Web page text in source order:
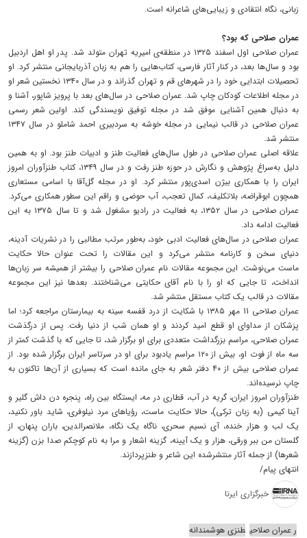
زبانی، نگاه انتقادی و زیبایی‌های شاعرانه است.
عمران صلاحی که بود؟
عمران صلاحی اول اسفند ۱۳۲۵ در منطقه‌ی امیریه‌ تهران متولد شد. پدر او اهل اردبیل
بود و سال‌ها بعد، در کنار آثار فارسی، کتاب‌هایی را هم به زبان آذربایجانی منتشر کرد. او
تحصیلات ابتدایی خود را در شهرهای قم و تهران گذراند و در سال ۱۳۴۰ نخستین شعر او
در مجله‌ اطلاعات کودکان چاپ شد. عمران صلاحی در سال‌های بعد با پرویز شاپور، آشنا و
به دنبال همین آشنایی موفق شد در مجله‌ توفیق نویسندگی کند. اولین شعر رسمی
عمران صلاحی در قالب نیمایی در مجله‌ خوشه به سردبیری احمد شاملو در سال ۱۳۴۷
منتشر شد.
علاقه‌ اصلی عمران صلاحی در طول سال‌های فعالیت طنز و ادبیات طنز بود. او به همین
دلیل به‌سراغ پژوهش و نگارش در حوزه‌ طنز رفت و در سال ۱۳۴۹، کتاب طنزآوران امروز
ایران را با همکاری بیژن اسدی‌پور منتشر کرد. او در مجله‌ گل‌آقا با اسامی مستعاری
همچون ابوقراضه، بلاتکلیف، کمال تعجب، آب حوضی و راقم این سطور همکاری می‌کرد.
عمران صلاحی در سال ۱۳۵۲، به فعالیت در رادیو مشغول شد و تا سال ۱۳۷۵ به این
فعالیت ادامه داد.
عمران صلاحی در سال‌های فعالیت ادبی خود، به‌طور مرتب مطالبی را در نشریات آدینه،
دنیای سخن و کارنامه منتشر می‌کرد و این مقالات را تحت عنوان حالا حکایت
ماست می‌نوشت. این مجموعه مقالات نام عمران صلاحی را بیشتر از همیشه سر زبان‌ها
انداخت، تا جایی که او را با نام آقای حکایتی می‌شناختند. بعدها نیز این مجموعه
مقالات در قالب یک کتاب مستقل منتشر شد.
عمران صلاحی 11 مهر ۱۳۸۵ با شکایت از درد قفسه‌ سینه به بیمارستان مراجعه کرد؛ اما
پزشکان از مداوای او قطع امید کردند و او همان شب از دنیا رفت. پس از درگذشت
عمران صلاحی، مراسم بزرگداشت متعددی برای او برگزار شد، تا جایی که با گذشت کمتر از
سه ماه از فوت او، بیش از ۱۲۰ مراسم یادبود برای او در سرتاسر ایران برگزار شده بود. از
عمران صلاحی بیش از ۴۰ دفتر شعر به جای مانده است که بسیاری از آن‌ها تاکنون به
چاپ نرسیده‌اند.
طنزآوران امروز ایران، گریه در آب، قطاری در مه، ایستگاه بین راه، پنجره‌ دن داش گلیر و
آینا کیمی (به زبان ترکی)، حالا حکایت ماست، رؤیاهای مرد نیلوفری، شاید باور نکنید،
یک لب و هزار خنده، آی نسیم سحری، ناگاه یک نگاه، ملانصرالدین، باران پنهان، از
گلستان من ببر ورقی، هزار و یک آیینه، گزینه‌ اشعار و مرا به نام کوچکم صدا بزن (گزینه
شعرها) از جمله آثار منتشرشده‌ این شاعر و طنزپردازند.
انتهای پیام/
خبرگزاری ایرنا
ر عمران صلاحی طنزی هوشمندانه